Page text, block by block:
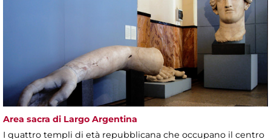
Area sacra di Largo Argentina
I quattro templi di età repubblicana che occupano il centro